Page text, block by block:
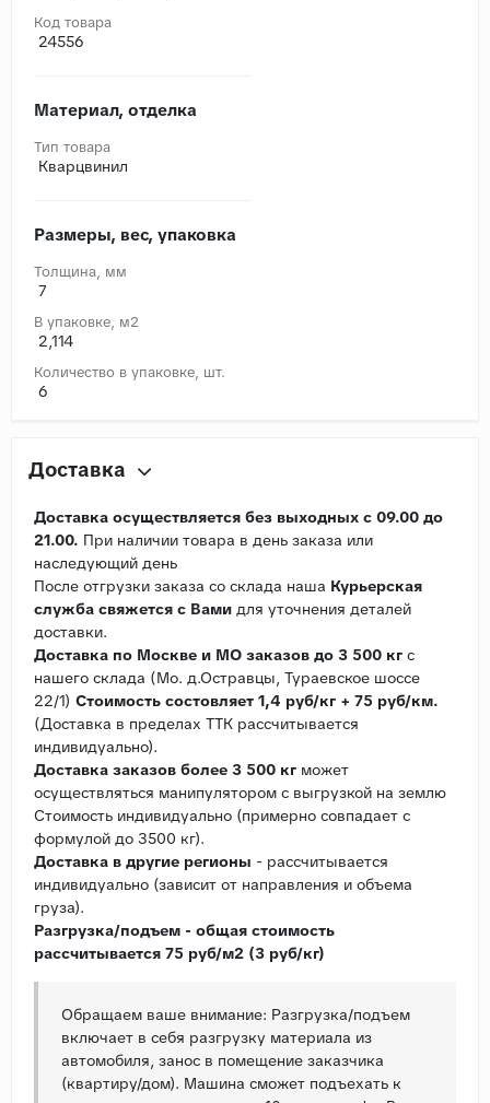
Код товара
24556
Материал, отделка
Тип товара
Кварцвинил
Размеры, вес, упаковка
Толщина, мм
7
В упаковке, м2
2,114
Количество в упаковке, шт.
6
Доставка
Доставка осуществляется без выходных с 09.00 до
21.00. При наличии товара в день заказа или
наследующий день
После отгрузки заказа со склада наша Курьерская
служба свяжется с Вами для уточнения деталей
доставки.
Доставка по Москве и МО заказов до 3 500 кг с
нашего склада (Мо. д.Остравцы, Тураевское шоссе
22/1) Стоимость состовляет 1,4 руб/кг + 75 руб/км.
(Доставка в пределах ТТК рассчитывается
индивидуально).
Доставка заказов более 3 500 кг может
осуществляться манипулятором с выгрузкой на землю
Стоимость индивидуально (примерно совпадает с
формулой до 3500 кг).
Доставка в другие регионы - рассчитывается
индивидуально (зависит от направления и объема
груза).
Разгрузка/подъем - общая стоимость
рассчитывается 75 руб/м2 (3 руб/кг)
Обращаем ваше внимание: Разгрузка/подъем
включает в себя разгрузку материала из
автомобиля, занос в помещение заказчика
(квартиру/дом). Машина сможет подъехать к